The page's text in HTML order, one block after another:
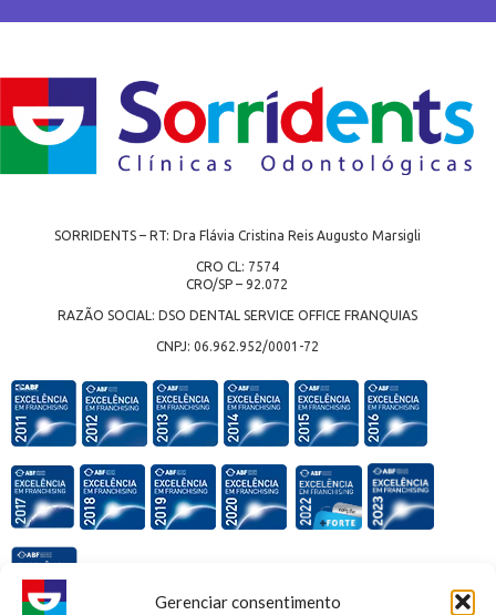
Gerenciar consentimento
SORRIDENTS – RT: Dra Flávia Cristina Reis Augusto Marsigli
CRO CL: 7574
CRO/SP – 92.072
RAZÃO SOCIAL: DSO DENTAL SERVICE OFFICE FRANQUIAS
CNPJ: 06.962.952/0001-72